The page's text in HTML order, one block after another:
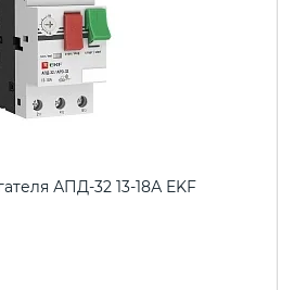
АПД-32 13-18А EKF